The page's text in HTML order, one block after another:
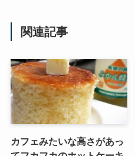
関連記事
カフェみたいな高さがあっ